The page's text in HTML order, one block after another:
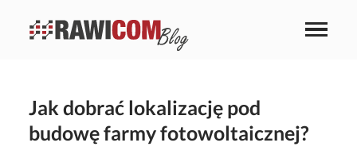
Jak dobrać lokalizację pod
budowę farmy fotowoltaicznej?